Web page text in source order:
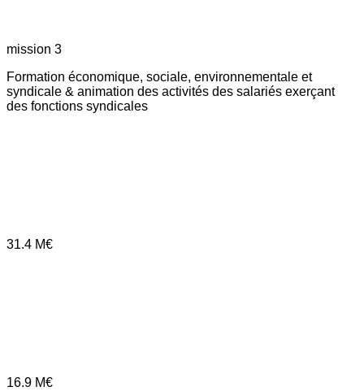
mission 3
Formation économique, sociale, environnementale et
syndicale & animation des activités des salariés exerçant
des fonctions syndicales
31.4 M€
16.9 M€